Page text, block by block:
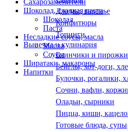
Сахарозаменители
Шоколад, сладкая паста
Шоколад
Паста
Несладкие соусы, масла
Масла
Соусы
Ширатаки, макароны
Напитки
Джемы, варенье
Конфитюры
Топинги
Выпечка и кулинария
Блинчики и пирожки
Бейглы, хот-доги,
Булочки, рогалики,
Сочни, вафли,
Оладьи, сырники
Пицца, киши,
Готовые блюда, супы